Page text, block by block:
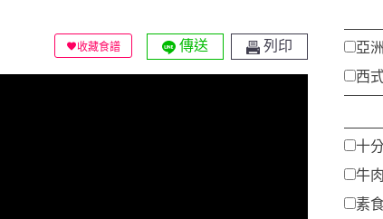
收藏食譜
傳送 列印
亞
西
十
牛
素